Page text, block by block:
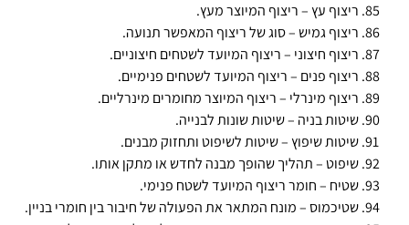
ריצוף עץ – ריצוף המיוצר מעץ.
ריצוף גמיש – סוג של ריצוף המאפשר תנועה.
ריצוף חיצוני – ריצוף המיועד לשטחים חיצוניים.
ריצוף פנים – ריצוף המיועד לשטחים פנימיים.
ריצוף מינרלי – ריצוף המיוצר מחומרים מינרליים.
שיטות בניה – שיטות שונות לבנייה.
שיטות שיפוץ – שיטות לשיפוט ותחזוק מבנים.
שיפוט – תהליך שהופך מבנה לחדש או מתקן אותו.
שטיח – חומר ריצוף המיועד לשטח פנימי.
שטיכמוס – מונח המתאר את הפעולה של חיבור בין חומרי בניין.